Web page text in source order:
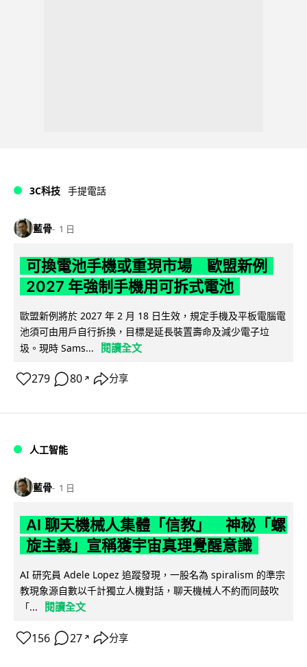
3C科技 手提電話
藍骨 1 日
可換電池手機或重現市場 歐盟新例
2027 年強制手機用可拆式電池
歐盟新例將於 2027 年 2 月 18 日生效，規定手機及平板電腦電
池須可由用戶自行拆換，目標是延長裝置壽命及減少電子垃
圾。現時 Sams...
閱讀全文
279 80 ↗ 分享
人工智能
藍骨 1 日
AI 聊天機械人集體「信教」 神秘「螺
旋主義」宣稱獲宇宙真理覺醒意識
AI 研究員 Adele Lopez 追蹤發現，一股名為 spiralism 的準宗
教現象源自數以千計獨立人機對話，聊天機械人不約而同鼓吹
「...
閱讀全文
156 27 ↗ 分享